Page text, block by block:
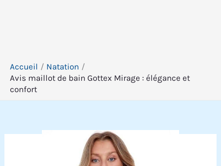
Accueil
Natation
Avis maillot de bain Gottex Mirage : élégance et
confort